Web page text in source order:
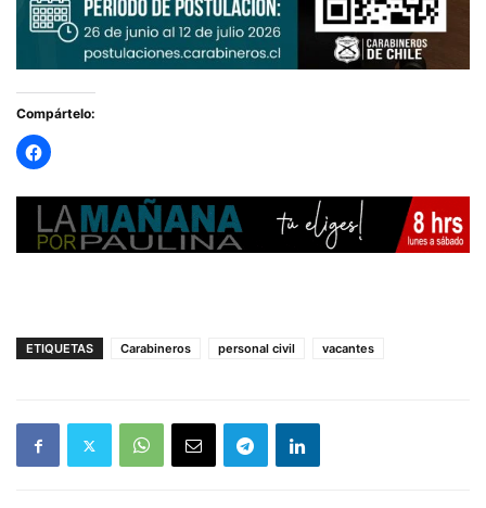
Compártelo:
ETIQUETAS Carabineros personal civil vacantes